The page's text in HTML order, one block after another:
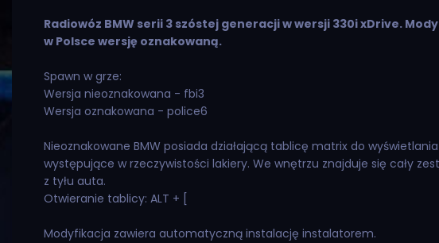
Radiowóz BMW serii 3 szóstej generacji w wersji 330i xDrive.
w Polsce wersję oznakowaną.
Spawn w grze:
Wersja nieoznakowana - fbi3
Wersja oznakowana - police6
Nieoznakowane BMW posiada działającą tablicę matrix do
występujące w rzeczywistości lakiery. We wnętrzu znajduje się cały
z tyłu auta.
Otwieranie tablicy: ALT + [
Modyfikacja zawiera automatyczną instalację instalatorem.